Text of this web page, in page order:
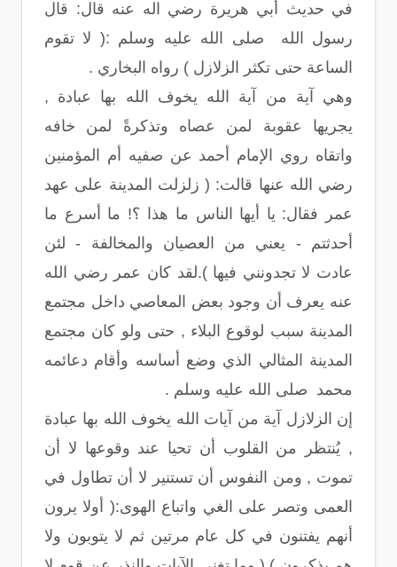
في حديث أبي هريرة رضي اله عنه قال: قال
رسول الله صلى الله عليه وسلم :( لا تقوم
الساعة حتى تكثر الزلازل ) رواه البخاري .
وهي آية من آية الله يخوف الله بها عبادة ,
يجريها عقوبة لمن عصاه وتذكرةً لمن خافه
واتقاه روي الإمام أحمد عن صفيه أم المؤمنين
رضي الله عنها قالت: ( زلزلت المدينة على عهد
عمر فقال: يا أيها الناس ما هذا ؟! ما أسرع ما
أحدثتم - يعني من العصيان والمخالفة - لئن
عادت لا تجدونني فيها ).لقد كان عمر رضي الله
عنه يعرف أن وجود بعض المعاصي داخل مجتمع
المدينة سبب لوقوع البلاء , حتى ولو كان مجتمع
المدينة المثالي الذي وضع أساسه وأقام دعائمه
محمد صلى الله عليه وسلم .
إن الزلازل آية من آيات الله يخوف الله بها عبادة
, يُنتظر من القلوب أن تحيا عند وقوعها لا أن
تموت , ومن النفوس أن تستنير لا أن تطاول في
العمى وتصر على الغي واتباع الهوى:( أولا يرون
أنهم يفتنون في كل عام مرتين ثم لا يتوبون ولا